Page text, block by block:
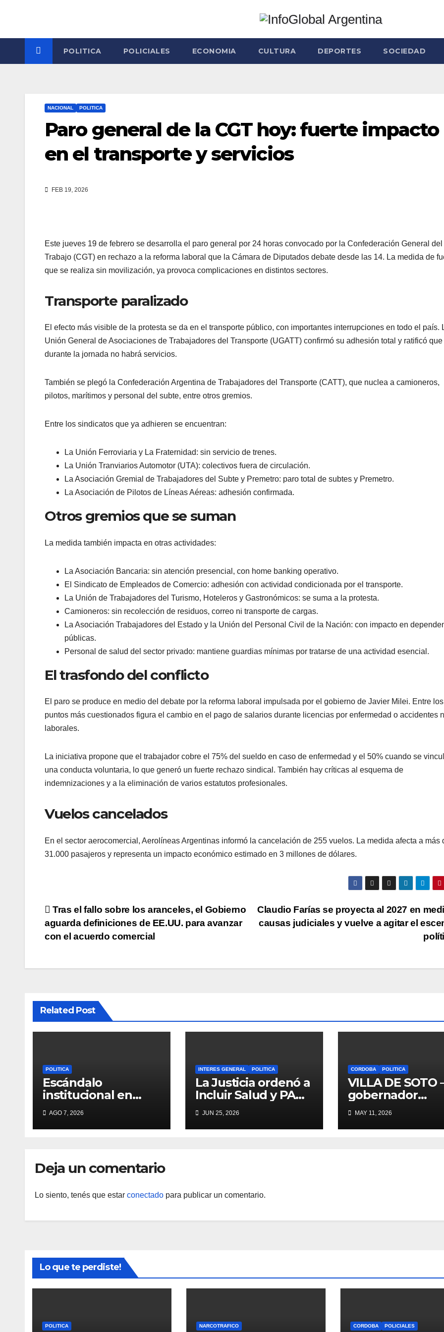
content
POLITICA POLICIALES ECONOMIA CULTURA DEPORTES SOCIEDAD
NACIONAL POLITICA
Paro general de la CGT hoy: fuerte impacto
en el transporte y servicios
FEB 19, 2026
Este jueves 19 de febrero se desarrolla el paro general por 24 horas convocado por la Confederación General del
Trabajo (CGT) en rechazo a la reforma laboral que la Cámara de Diputados debate desde las 14. La medida de
que se realiza sin movilización, ya provoca complicaciones en distintos sectores.
Transporte paralizado
El efecto más visible de la protesta se da en el transporte público, con importantes interrupciones en todo el país.
Unión General de Asociaciones de Trabajadores del Transporte (UGATT) confirmó su adhesión total y ratificó que
durante la jornada no habrá servicios.
También se plegó la Confederación Argentina de Trabajadores del Transporte (CATT), que nuclea a camioneros,
pilotos, marítimos y personal del subte, entre otros gremios.
Entre los sindicatos que ya adhieren se encuentran:
La Unión Ferroviaria y La Fraternidad: sin servicio de trenes.
La Unión Tranviarios Automotor (UTA): colectivos fuera de circulación.
La Asociación Gremial de Trabajadores del Subte y Premetro: paro total de subtes y Premetro.
La Asociación de Pilotos de Líneas Aéreas: adhesión confirmada.
Otros gremios que se suman
La medida también impacta en otras actividades:
La Asociación Bancaria: sin atención presencial, con home banking operativo.
El Sindicato de Empleados de Comercio: adhesión con actividad condicionada por el transporte.
La Unión de Trabajadores del Turismo, Hoteleros y Gastronómicos: se suma a la protesta.
Camioneros: sin recolección de residuos, correo ni transporte de cargas.
La Asociación Trabajadores del Estado y la Unión del Personal Civil de la Nación: con impacto en
públicas.
Personal de salud del sector privado: mantiene guardias mínimas por tratarse de una actividad esencial.
El trasfondo del conflicto
El paro se produce en medio del debate por la reforma laboral impulsada por el gobierno de Javier Milei. Entre los
puntos más cuestionados figura el cambio en el pago de salarios durante licencias por enfermedad o accidentes
laborales.
La iniciativa propone que el trabajador cobre el 75% del sueldo en caso de enfermedad y el 50% cuando se
una conducta voluntaria, lo que generó un fuerte rechazo sindical. También hay críticas al esquema de
indemnizaciones y a la eliminación de varios estatutos profesionales.
Vuelos cancelados
En el sector aerocomercial, Aerolíneas Argentinas informó la cancelación de 255 vuelos. La medida afecta a más
31.000 pasajeros y representa un impacto económico estimado en 3 millones de dólares.
Navegación
de
Claudio Farías se proyecta al 2027 en
causas judiciales y vuelve a agitar el
Tras el fallo sobre los aranceles, el Gobierno
aguarda definiciones de EE.UU. para avanzar
con el acuerdo comercial
Related Post
POLITICA
Escándalo
institucional en
Córdoba: una
intendenta se
atrinchera en el
cargo
AGO 7, 2026
INTERES GENERAL POLITICA
La Justicia ordenó a
Incluir Salud y PAMI
regularizar pagos
por prestaciones
para personas con
JUN 25, 2026
CORDOBA POLITICA
VILLA DE SOTO
gobernador
inauguró el
Anexo de la
de Suboficiales
continuar
MAY 11, 2026
Deja un comentario
Lo siento, tenés que estar conectado para publicar un comentario.
Lo que te perdiste!
POLITICA NARCOTRAFICO CORDOBA POLICIALES